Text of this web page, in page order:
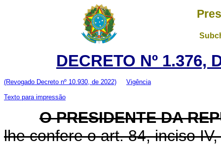
DECRETO Nº 1.376,
(Revogado Decreto nº 10.930, de 2022) Vigência
Texto para impressão
O PRESIDENTE DA
lhe confere o art. 84, inciso